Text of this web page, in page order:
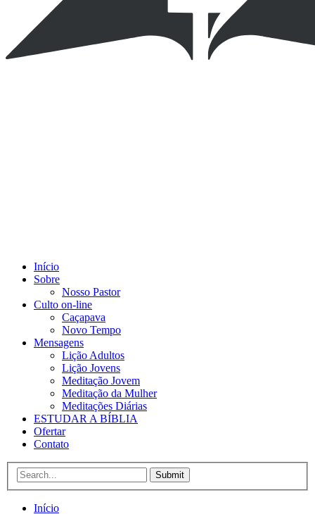
Início
Sobre
Nosso Pastor
Culto on-line
Caçapava
Novo Tempo
Mensagens
Lição Adultos
Lição Jovens
Meditação Jovem
Meditação da Mulher
Meditações Diárias
ESTUDAR A BÍBLIA
Ofertar
Contato
Submit
Início